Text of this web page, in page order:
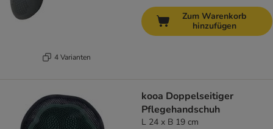
4 Varianten
Zum Warenkorb
hinzufügen
kooa Doppelseitiger
Pflegehandschuh
L 24 x B 19 cm